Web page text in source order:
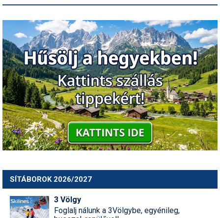
SÍTÁBOROK 2026/2027
3 Völgy
Foglalj nálunk a 3Völgybe, egyénileg,